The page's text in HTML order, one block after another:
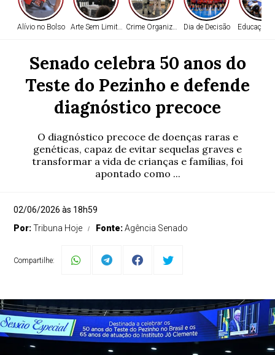
Alívio no Bolso Arte Sem Limites Crime OrganizadoDia de Decisão Educação
Senado celebra 50 anos do
Teste do Pezinho e defende
diagnóstico precoce
O diagnóstico precoce de doenças raras e
genéticas, capaz de evitar sequelas graves e
transformar a vida de crianças e famílias, foi
apontado como ...
02/06/2026 às 18h59
Por:Tribuna Hoje Fonte:Agência Senado
Compartilhe: